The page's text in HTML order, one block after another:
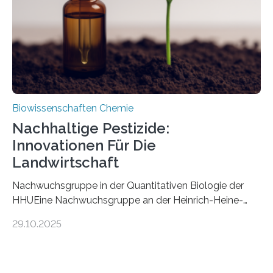
stellt gleichzeitig den ersten Fossilfund einer
Mückenlarve aus dem Mesozoikum dar, denn…
Biowissenschaften Chemie
Nachhaltige Pestizide:
Innovationen Für Die
Landwirtschaft
Nachwuchsgruppe in der Quantitativen Biologie der
HHUEine Nachwuchsgruppe an der Heinrich-Heine-
fünf Jahren erforschen, wie Bakterien auf
29.10.2025